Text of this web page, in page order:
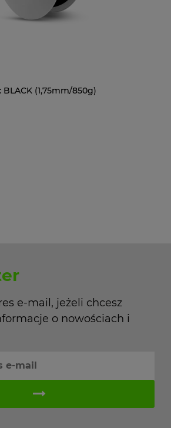
BLACK (1,75mm/850g)
e-mail, jeżeli chcesz
o nowościach i